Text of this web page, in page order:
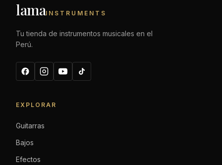
lamaINSTRUMENTS
Tu tienda de instrumentos musicales en el
Perú.
EXPLORAR
Guitarras
Bajos
Efectos